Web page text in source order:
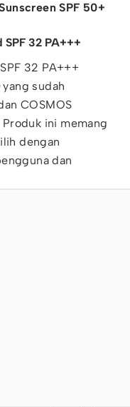
SPF 50+
32 PA+++
32 PA+++
yang sudah
COSMOS
ini memang
dengan
dan